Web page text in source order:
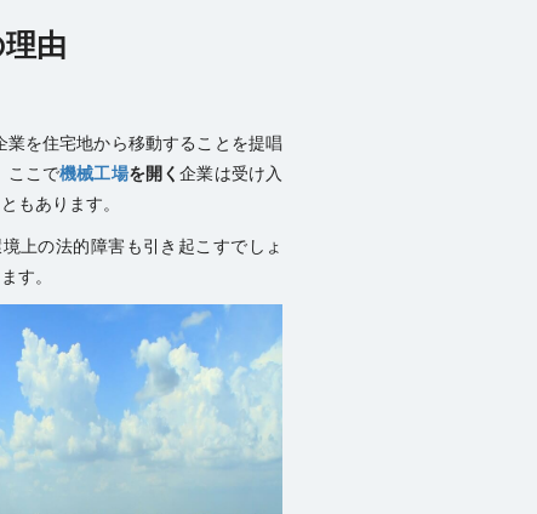
由
を住宅地から移動することを提唱
ここで機械工場を開く企業は受け入
もあります。
上の法的障害も引き起こすでしょ
す。